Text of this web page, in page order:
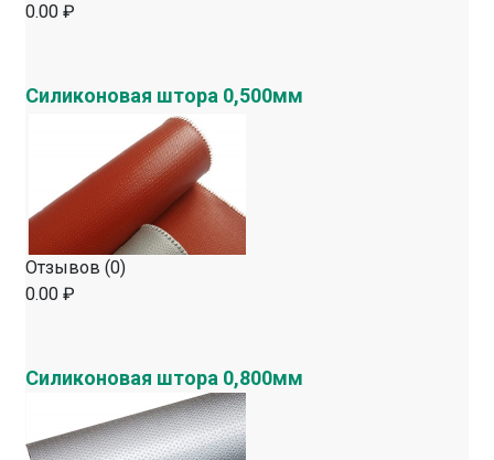
0.00 ₽
Силиконовая штора 0,500мм
Отзывов (0)
0.00 ₽
Силиконовая штора 0,800мм